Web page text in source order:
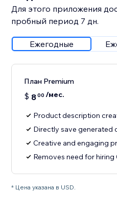
Для этого приложения
пробный период 7 дн.
Ежегодные
План Premium
$ 800 /мес.
Product description
Directly save generated
Creative and engaging
Removes need for hiring
* Цена указана в USD.